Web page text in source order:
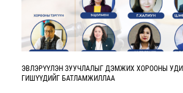
ЭВЛЭРҮҮЛЭН ЗУУЧЛАЛЫГ ДЭМЖИХ ХОРООНЫ
ГИШҮҮДИЙГ БАТЛАМЖИЛЛАА